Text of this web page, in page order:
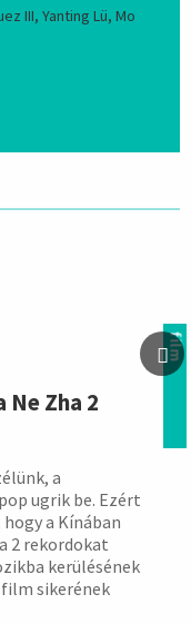
III, Yanting Lü, Mo
film
Zha 2
a
ugrik be. Ezért
a Kínában
2 rekordokat
kerülésének
sikerének